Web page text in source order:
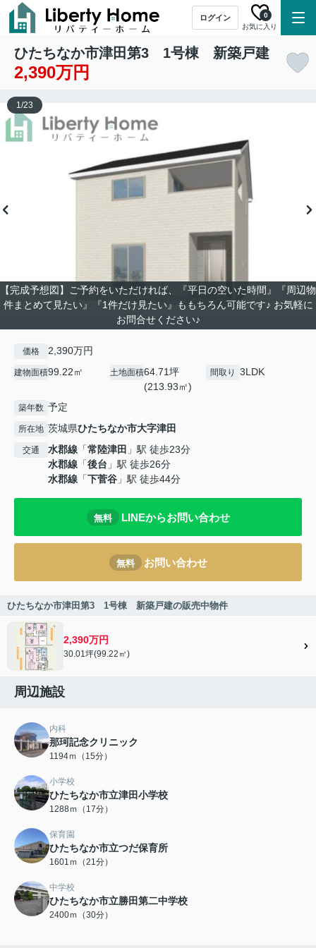
ログイン
お気に入り
0
ひたちなか市津田第3 1号棟 新築戸建
2,390万円
【完成予想図】ご予約をいただければ、『平日の空いた時間』『周辺物
件まとめて見たい』『1件だけ見たい』ももちろん可能です♪ お気軽に
お問合せください♪
1/23
価格 2,390万円
建物面積99.22㎡ 土地面積64.71坪
(213.93㎡)
間取り 3LDK
築年数 予定
所在地 茨城県ひたちなか市大字津田
交通 水郡線 「常陸津田 」駅 徒歩23分
水郡線 「後台 」駅 徒歩26分
水郡線 「下菅谷 」駅 徒歩44分
無料 LINEからお問い合わせ
無料 お問い合わせ
ひたちなか市津田第3 1号棟 新築戸建の販売中物件
2,390万円
30.01坪(99.22㎡)
周辺施設
内科
那珂記念クリニック
1194ｍ（15分）
小学校
ひたちなか市立津田小学校
1288ｍ（17分）
保育園
ひたちなか市立つだ保育所
1601ｍ（21分）
中学校
ひたちなか市立勝田第二中学校
2400ｍ（30分）